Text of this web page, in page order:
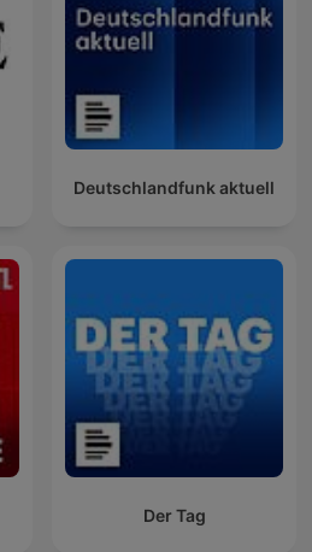
Deutschlandfunk aktuell
Der Tag